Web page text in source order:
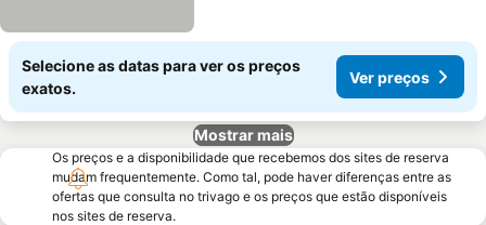
Selecione as datas para ver os preços
exatos.
Ver preços
Mostrar mais
Os preços e a disponibilidade que recebemos dos sites de reserva
mudam frequentemente. Como tal, pode haver diferenças entre as
ofertas que consulta no trivago e os preços que estão disponíveis
nos sites de reserva.